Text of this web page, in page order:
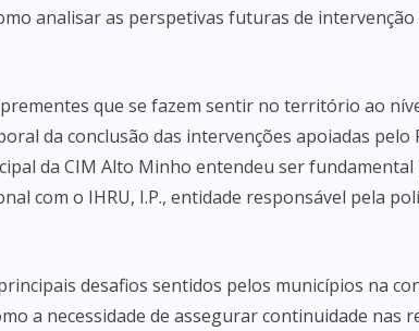
analisar as perspetivas futuras de
que se fazem sentir no território ao
da conclusão das intervenções apoiadas pelo
da CIM Alto Minho entendeu ser
com o IHRU, I.P., entidade responsável pela
desafios sentidos pelos municípios na
a necessidade de assegurar continuidade nas